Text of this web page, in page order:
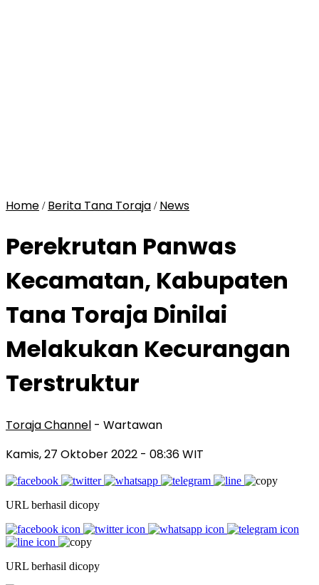
Home / Berita Tana Toraja / News
Perekrutan Panwas
Kecamatan, Kabupaten
Tana Toraja Dinilai
Melakukan Kecurangan
Terstruktur
Toraja Channel - Wartawan
Kamis, 27 Oktober 2022 - 08:36 WIT
URL berhasil dicopy
URL berhasil dicopy